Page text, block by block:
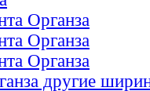
Органза
Органза
Органза
другие